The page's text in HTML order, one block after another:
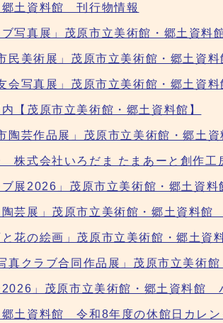
郷土資料館 刊行物情報
ブ写真展」茂原市立美術館・郷土資
民美術展」茂原市立美術館・郷土資
会写真展」茂原市立美術館・郷土資
【茂原市立美術館・郷土資料館】
陶芸作品展」茂原市立美術館・郷土
株式会社いろだま たまあーと創作
ブ展2026」茂原市立美術館・郷土資
陶芸展」茂原市立美術館・郷土資料
と花の絵画」茂原市立美術館・郷土
真クラブ合同作品展」茂原市立美術
2026」茂原市立美術館・郷土資料館
郷土資料館 令和8年度の休館日カレン